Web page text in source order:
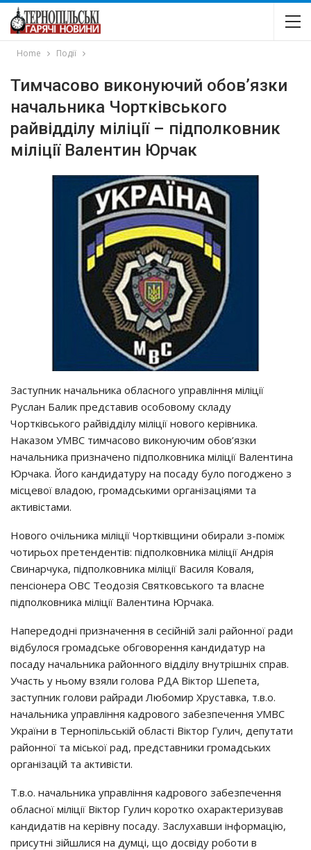
Home Події
Тимчасово виконуючий обов’язки
начальника Чортківського
райвідділу міліції – підполковник
міліції Валентин Юрчак
Заступник начальника обласного управління міліції
Руслан Балик представив особовому складу
Чортківського райвідділу міліції нового керівника.
Наказом УМВС тимчасово виконуючим обов’язки
начальника призначено підполковника міліції Валентина
Юрчака. Його кандидатуру на посаду було погоджено з
місцевої владою, громадськими організаціями та
активістами.
Нового очільника міліції Чортківщини обирали з-поміж
чотирьох претендентів: підполковника мiлiцiї Андрiя
Свинарчука, підполковника міліції Василя Коваля,
пенсіонера ОВС Теодозія Святковського та власне
підполковника міліції Валентина Юрчака.
Напередодні призначення в сесійній залі районної ради
відбулося громадське обговорення кандидатур на
посаду начальника районного відділу внутрішніх справ.
Участь у ньому взяли голова РДА Віктор Шепета,
заступник голови райради Любомир Хруставка, т.в.о.
начальника управління кадрового забезпечення УМВС
України в Тернопільській області Віктор Гулич, депутати
районної та міської рад, представники громадських
організацій та активісти.
Т.в.о. начальника управління кадрового забезпечення
обласної міліції Віктор Гулич коротко охарактеризував
кандидатів на керівну посаду. Заслухавши інформацію,
присутні зійшлися на думці, що досвіду роботи в